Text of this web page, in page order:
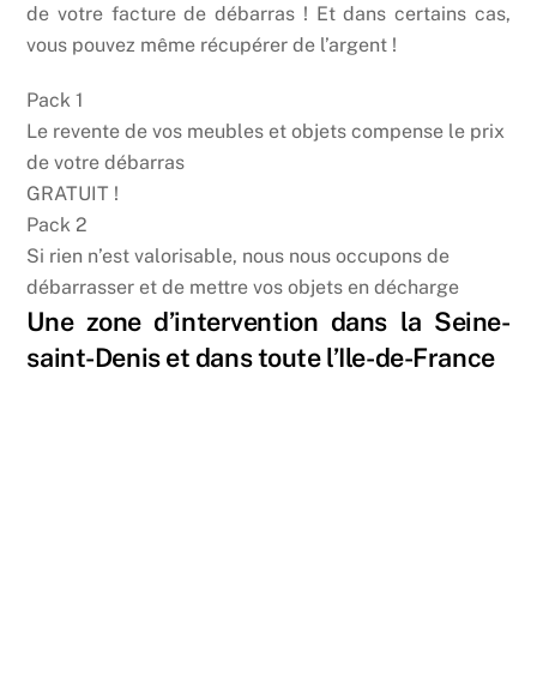
de votre facture de débarras ! Et dans certains cas,
vous pouvez même récupérer de l’argent !
Pack 1
Le revente de vos meubles et objets compense le prix
de votre débarras
GRATUIT !
Pack 2
Si rien n’est valorisable, nous nous occupons de
débarrasser et de mettre vos objets en décharge
Une zone d’intervention dans la Seine-
saint-Denis et dans toute l’Ile-de-France